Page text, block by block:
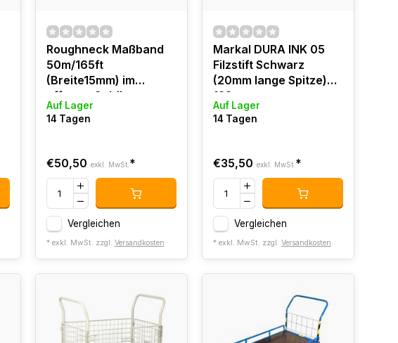
Roughneck Maßband
50m/165ft
(Breite15mm) im
offenen Gehäuse
Auf Lager
14 Tagen
€50,50 exkl. MwSt. *
Vergleichen
* exkl. MwSt. zzgl. Versandkosten
Markal DURA INK 05
Filzstift Schwarz
(20mm lange Spitze)
12St.
Auf Lager
14 Tagen
€35,50 exkl. MwSt. *
Vergleichen
* exkl. MwSt. zzgl. Versandkosten